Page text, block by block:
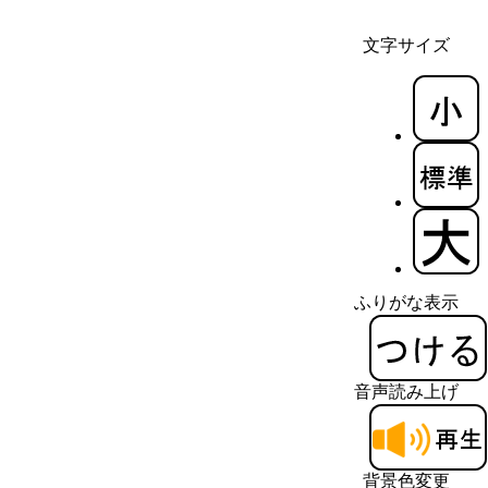
文字サイズ
ふりがな表示
音声読み上げ
背景色変更